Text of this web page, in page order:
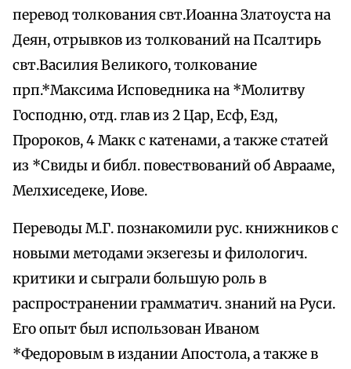
перевод толкования свт.Иоанна Златоуста на
Деян, отрывков из толкований на Псалтирь
свт.Василия Великого, толкование
прп.*Максима Исповедника на *Молитву
Господню, отд. глав из 2 Цар, Есф, Езд,
Пророков, 4 Макк с катенами, а также статей
из *Свиды и библ. повествований об Аврааме,
Мелхиседеке, Иове.
Переводы М.Г. познакомили рус. книжников с
новыми методами экзегезы и филологич.
критики и сыграли большую роль в
распространении грамматич. знаний на Руси.
Его опыт был использован Иваном
*Федоровым в издании Апостола, а также в